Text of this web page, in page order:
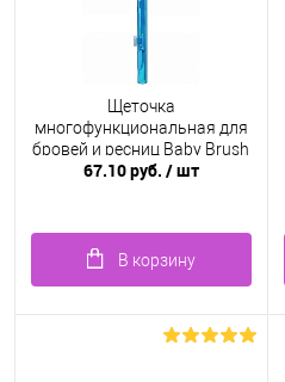
Щеточка
многофункциональная для
бровей и ресниц Baby Brush
1.0 мм, голубая
67.10 руб. / шт
В корзину